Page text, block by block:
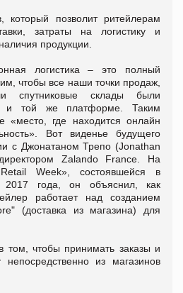
который позволит ритейлерам
затраты на логистику и
продукции.
логистика – это полный
чтобы все наши точки продаж,
склады были
и той же платформе. Таким
«место, где находится онлайн
Вот виденье будущего
с Джонатаном Трепо (Jonathan
Zalando France. На
Week», состоявшейся в
года, он объяснил, как
работает над созданием
(доставка из магазина) для
том, чтобы принимать заказы и
непосредственно из магазинов